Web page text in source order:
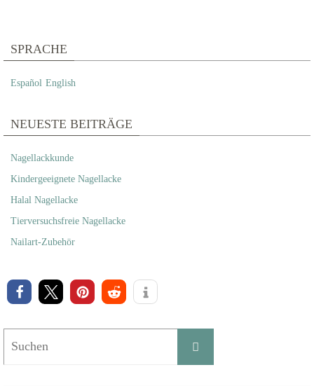
SPRACHE
Español English
NEUESTE BEITRÄGE
Nagellackkunde
Kindergeeignete Nagellacke
Halal Nagellacke
Tierversuchsfreie Nagellacke
Nailart-Zubehör